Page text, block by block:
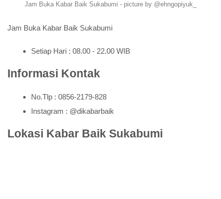
Jam Buka Kabar Baik Sukabumi - picture by @ehngopiyuk_
Jam Buka Kabar Baik Sukabumi
Setiap Hari : 08.00 - 22.00 WIB
Informasi Kontak
No.Tlp : 0856-2179-828
Instagram : @dikabarbaik
Lokasi Kabar Baik Sukabumi